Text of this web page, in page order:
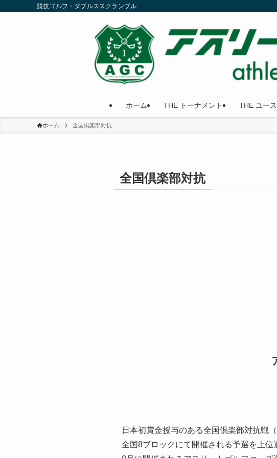
競技ゴルフ・ダブルススクランブル
ホーム THE トーナメント THE ユース
ホーム 全国倶楽部対抗
全国倶楽部対抗
日本初賞金授与のある全国倶楽部対抗戦
全国8ブロックにて開催される予選を上位